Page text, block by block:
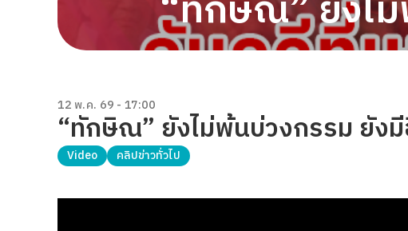
12 พ.ค. 69 - 17:00
“ทักษิณ” ยังไม่พ้นบ่วงกรรม ยัง
Video คลิปข่าวทั่วไป